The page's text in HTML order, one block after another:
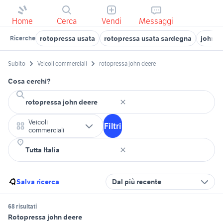
Home Cerca Vendi Messaggi
Ricerche rotopressa usata rotopressa usata sardegna john
Subito Veicoli commerciali rotopressa john deere
Cosa cerchi?
Veicoli
commerciali
Filtri
Salva ricerca Dal più recente
68 risultati
Rotopressa john deere